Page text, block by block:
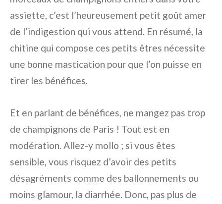
assiette, c’est l’heureusement petit goût amer
de l’indigestion qui vous attend. En résumé, la
chitine qui compose ces petits êtres nécessite
une bonne mastication pour que l’on puisse en
tirer les bénéfices.
Et en parlant de bénéfices, ne mangez pas trop
de champignons de Paris ! Tout est en
modération. Allez-y mollo ; si vous êtes
sensible, vous risquez d’avoir des petits
désagréments comme des ballonnements ou
moins glamour, la diarrhée. Donc, pas plus de